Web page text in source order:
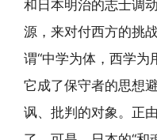
和日本明治的志士调
源，来对付西方的挑
谓“中学为体，西学为
它成了保守者的思想
讽、批判的对象。正